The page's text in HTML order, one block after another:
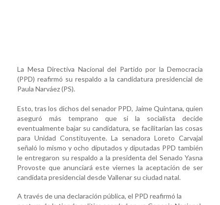
La Mesa Directiva Nacional del Partido por la Democracia
(PPD) reafirmó su respaldo a la candidatura presidencial de
Paula Narváez (PS).
Esto, tras los dichos del senador PPD, Jaime Quintana, quien
aseguró más temprano que si la socialista decide
eventualmente bajar su candidatura, se facilitarían las cosas
para Unidad Constituyente. La senadora Loreto Carvajal
señaló lo mismo y ocho diputados y diputadas PPD también
le entregaron su respaldo a la presidenta del Senado Yasna
Provoste que anunciará este viernes la aceptación de ser
candidata presidencial desde Vallenar su ciudad natal.
A través de una declaración pública, el PPD reafirmó la